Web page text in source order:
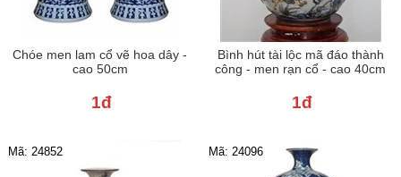
Chóe men lam cổ vẽ hoa dây -
cao 50cm
1đ
Bình hút tài lộc mã đáo thành
công - men rạn cổ - cao 40cm
1đ
Mã: 24852 Mã: 24096